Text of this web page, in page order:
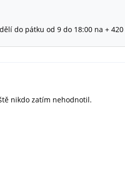
do pátku od 9 do 18:00 na + 420
nikdo zatím nehodnotil.